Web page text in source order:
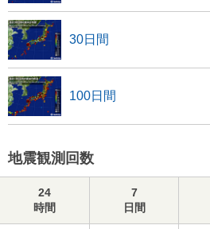
30日間
100日間
地震観測回数
24
時間
7
日間